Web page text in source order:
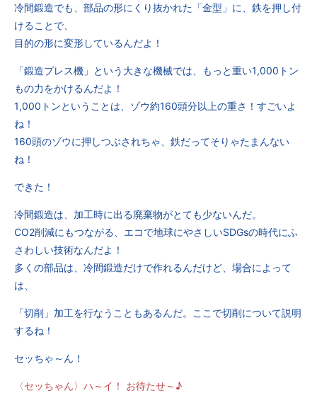
冷間鍛造でも、部品の形にくり抜かれた「金型」に、鉄を押し付
けることで、
目的の形に変形しているんだよ！
「鍛造プレス機」という大きな機械では、もっと重い1,000トン
もの力をかけるんだよ！
1,000トンということは、ゾウ約160頭分以上の重さ！すごいよ
ね！
160頭のゾウに押しつぶされちゃ、鉄だってそりゃたまんない
ね！
できた！
冷間鍛造は、加工時に出る廃棄物がとても少ないんだ。
CO2削減にもつながる、エコで地球にやさしいSDGsの時代にふ
さわしい技術なんだよ！
多くの部品は、冷間鍛造だけで作れるんだけど、場合によって
は、
「切削」加工を行なうこともあるんだ。ここで切削について説明
するね！
セッちゃ～ん！
〈セッちゃん〉ハ～イ！ お待たせ～♪